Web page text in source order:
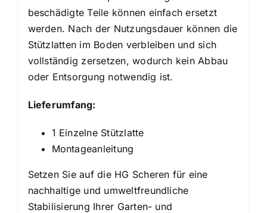
beschädigte Teile können einfach ersetzt
werden. Nach der Nutzungsdauer können die
Stützlatten im Boden verbleiben und sich
vollständig zersetzen, wodurch kein Abbau
oder Entsorgung notwendig ist.
Lieferumfang:
1 Einzelne Stützlatte
Montageanleitung
Setzen Sie auf die HG Scheren für eine
nachhaltige und umweltfreundliche
Stabilisierung Ihrer Garten- und